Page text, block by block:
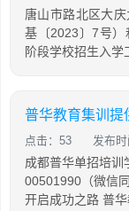
唐山市路北区大
基〔2023〕7号）
阶段学校招生入
点击：53 发布
成都普华单招培
00501990（微信
开启成功之路 普